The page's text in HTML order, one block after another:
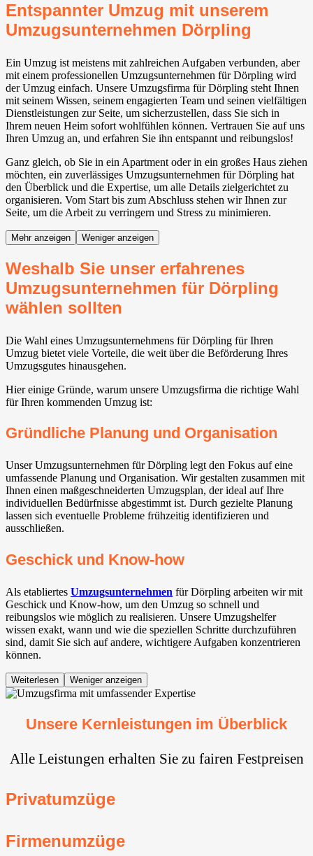
Entspannter Umzug mit unserem
Umzugsunternehmen Dörpling
Ein Umzug ist meistens mit zahlreichen Aufgaben verbunden, aber
mit einem professionellen Umzugsunternehmen für Dörpling wird
der Umzug einfach. Unsere Umzugsfirma für Dörpling steht Ihnen
mit seinem Wissen, seinem engagierten Team und seinen vielfältigen
Dienstleistungen zur Seite, um sicherzustellen, dass Sie sich in
Ihrem neuen Heim sofort wohlfühlen können. Vertrauen Sie auf uns
Ihren Umzug an, und erfahren Sie ihn entspannt und reibungslos!
Ganz gleich, ob Sie in ein Apartment oder in ein großes Haus ziehen
möchten, ein zuverlässiges Umzugsunternehmen für Dörpling hat
den Überblick und die Expertise, um alle Details zielgerichtet zu
organisieren. Vom Start bis zum Abschluss stehen wir Ihnen zur
Seite, um die Arbeit zu verringern und Stress zu minimieren.
Mehr anzeigen Weniger anzeigen
Weshalb Sie unser erfahrenes
Umzugsunternehmen für Dörpling
wählen sollten
Die Wahl eines Umzugsunternehmens für Dörpling für Ihren
Umzug bietet viele Vorteile, die weit über die Beförderung Ihres
Umzugsgutes hinausgehen.
Hier einige Gründe, warum unsere Umzugsfirma die richtige Wahl
für Ihren kommenden Umzug ist:
Gründliche Planung und Organisation
Unser Umzugsunternehmen für Dörpling legt den Fokus auf eine
umfassende Planung und Organisation. Wir gestalten zusammen mit
Ihnen einen maßgeschneiderten Umzugsplan, der ideal auf Ihre
individuellen Bedürfnisse abgestimmt ist. Durch gezielte Planung
lassen sich eventuelle Probleme frühzeitig identifizieren und
ausschließen.
Geschick und Know-how
Als etabliertes Umzugsunternehmen für Dörpling arbeiten wir mit
Geschick und Know-how, um den Umzug so schnell und
reibungslos wie möglich zu realisieren. Unsere Umzugshelfer
wissen exakt, wann und wie die speziellen Schritte durchzuführen
sind, damit Sie sich auf andere, wichtigere Aufgaben konzentrieren
können.
Weiterlesen Weniger anzeigen
Unsere Kernleistungen im Überblick
Alle Leistungen erhalten Sie zu fairen Festpreisen
Privatumzüge
Firmenumzüge